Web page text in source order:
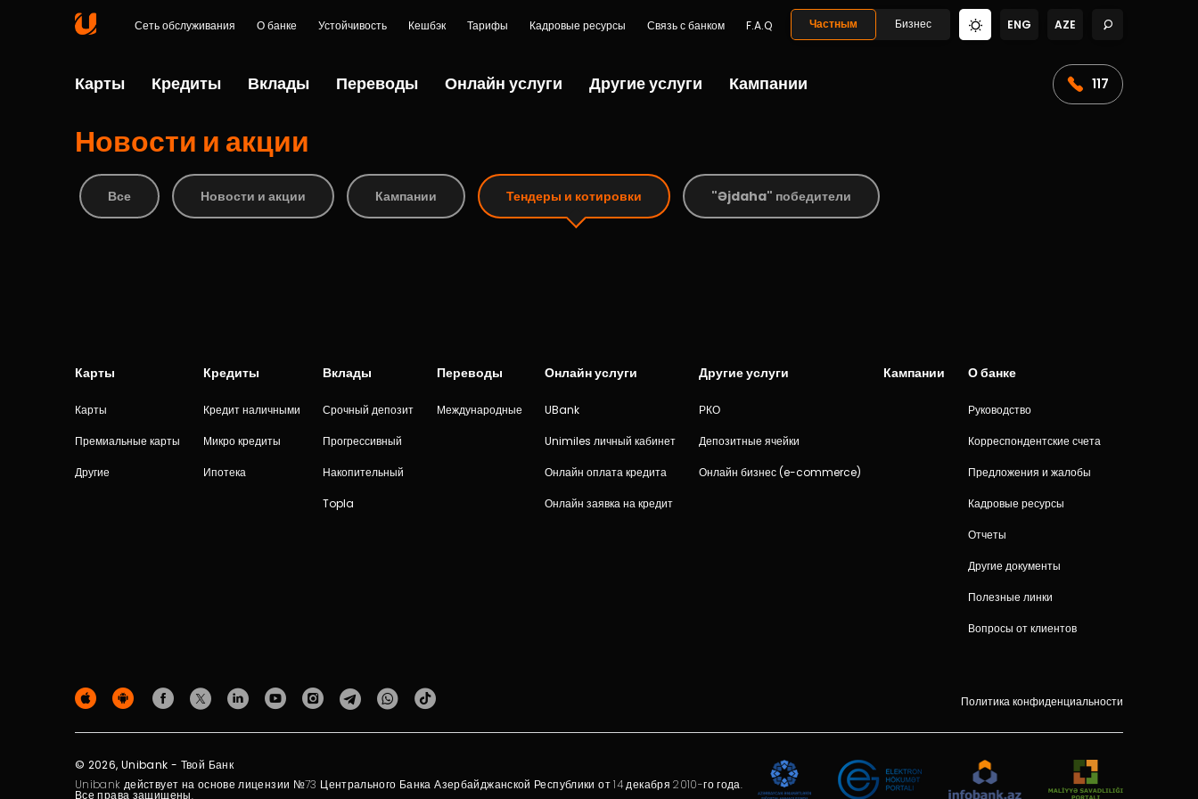
Сеть обслуживания О банке Устойчивость Кешбэк Тарифы Кадровые ресурсы Связь с банком F.A.Q Частным Бизнес ENG AZE
Карты Кредиты Вклады Переводы Онлайн услуги Другие услуги Кампании 117
Новости и акции
Все Новости и акции Кампании Тендеры и котировки "Əjdaha" победители
Карты
Карты
Премиальные карты
Другие
Кредиты
Кредит наличными
Микро кредиты
Ипотека
Вклады
Срочный депозит
Прогрессивный
Накопительный
Topla
Переводы
Международные
Онлайн услуги
UBank
Unimiles личный кабинет
Онлайн оплата кредита
Онлайн заявка на кредит
Другие услуги
РКО
Депозитные ячейки
Онлайн бизнес (e-commerce)
Кампании О банке
Руководство
Корреспондентские счета
Предложения и жалобы
Кадровые ресурсы
Отчеты
Другие документы
Полезные линки
Вопросы от клиентов
Политика конфиденциальности
© 2026, Unibank - Твой Банк
Unibank действует на основе лицензии №73 Центрального Банка Азербайджанской Республики от 14 декабря 2010-го года.
Все права защищены.